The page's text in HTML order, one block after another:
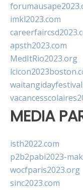
imkl2023.com
apsth2023.com
MedItRio2023.org
MEDIA
isth2022.com
p2b2pabi2023-
wocfparis2023.org
sinc2023.com